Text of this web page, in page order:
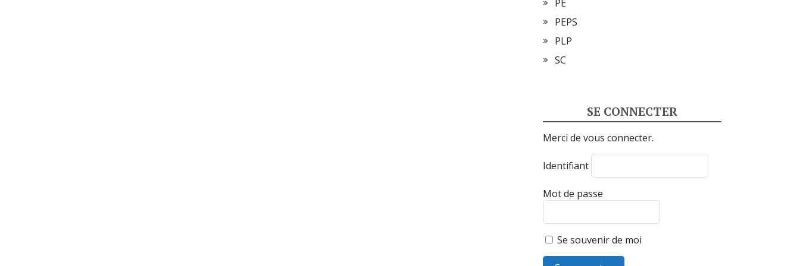
PE
PEPS
PLP
SC
SE CONNECTER
Merci de vous connecter.
Identifiant
Mot de passe
Se souvenir de moi